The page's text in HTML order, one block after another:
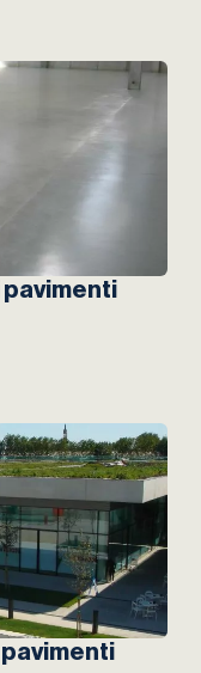
pavimenti